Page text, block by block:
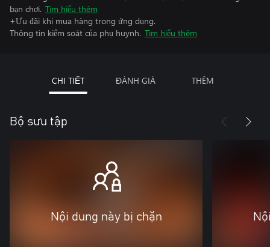
bạn chơi. Tìm hiểu thêm
+Ưu đãi khi mua hàng trong ứng dụng.
Thông tin kiểm soát của phụ huynh. Tìm hiểu thêm
CHI TIẾT ĐÁNH GIÁ THÊM
Bộ sưu tập
Nội dung này bị chặn